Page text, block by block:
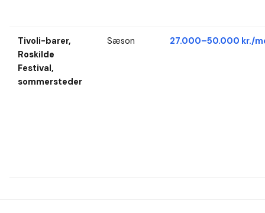
Tivoli-barer,
Roskilde
Festival,
sommersteder
Sæson 27.000–50.000 kr./